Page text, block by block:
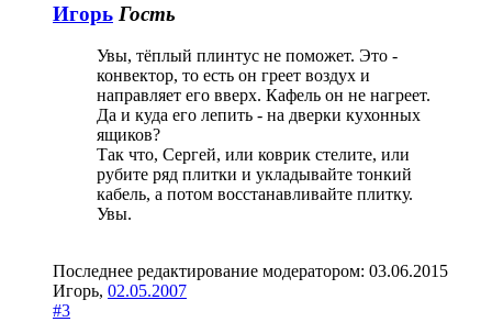
Игорь Гость
Увы, тёплый плинтус не поможет. Это -
конвектор, то есть он греет воздух и
направляет его вверх. Кафель он не нагреет.
Да и куда его лепить - на дверки кухонных
ящиков?
Так что, Сергей, или коврик стелите, или
рубите ряд плитки и укладывайте тонкий
кабель, а потом восстанавливайте плитку.
Увы.
Последнее редактирование модератором: 03.06.2015
Игорь, 02.05.2007
#3